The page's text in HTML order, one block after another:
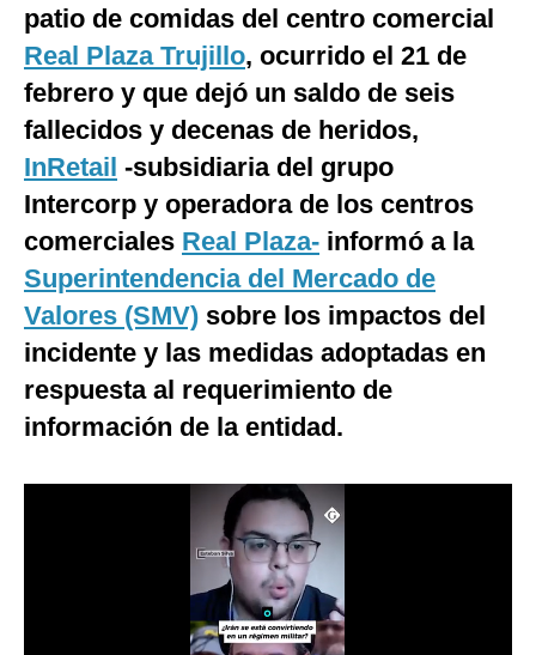
Tecnología
Club del Suscriptor
Mix
Notas Contratadas
Podcast
Gestión TV
Videos
Fotogalerías
patio de comidas del centro comercial
Real Plaza Trujillo, ocurrido el 21 de
febrero y que dejó un saldo de seis
fallecidos y decenas de heridos,
InRetail -subsidiaria del grupo
Intercorp y operadora de los centros
comerciales Real Plaza- informó a la
Superintendencia del Mercado de
Valores (SMV) sobre los impactos del
incidente y las medidas adoptadas en
respuesta al requerimiento de
información de la entidad.